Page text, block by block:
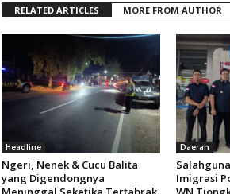
RELATED ARTICLES MORE FROM AUTHOR
Headline
Ngeri, Nenek & Cucu Balita
yang Digendongnya
Daerah
Imigrasi